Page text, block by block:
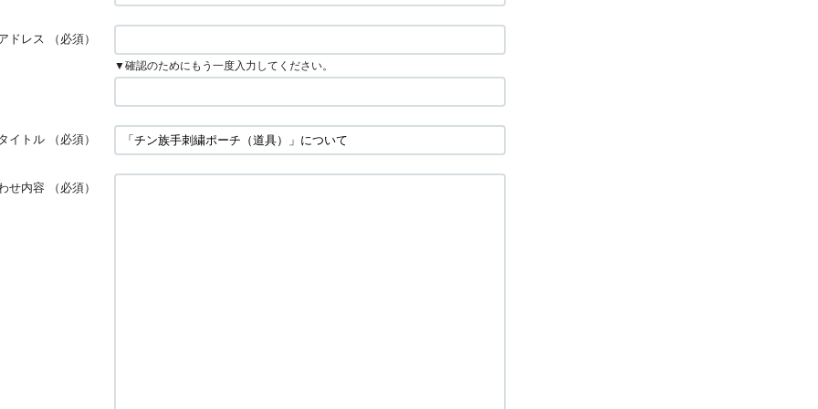
ドレス （必須）
▼確認のためにもう一度入力してください。
イトル （必須）
せ内容 （必須）